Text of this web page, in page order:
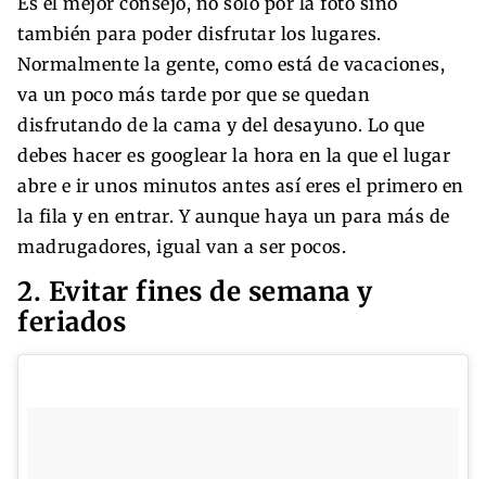
también para poder disfrutar los lugares.
Normalmente la gente, como está de vacaciones,
va un poco más tarde por que se quedan
disfrutando de la cama y del desayuno. Lo que
debes hacer es googlear la hora en la que el lugar
abre e ir unos minutos antes así eres el primero en
la fila y en entrar. Y aunque haya un para más de
madrugadores, igual van a ser pocos.
2. Evitar fines de semana y
feriados